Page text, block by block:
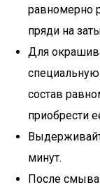
равномерно
пряди на
Для
специальную
состав
приобрести
минут.
После